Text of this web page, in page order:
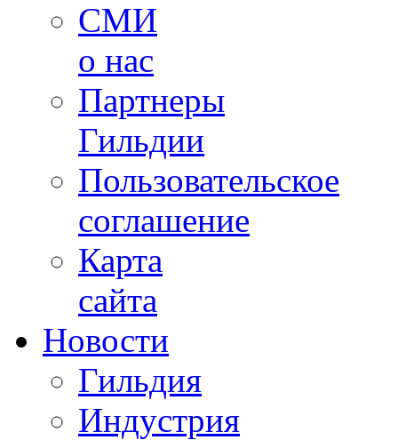
СМИ
о нас
Партнеры
Гильдии
Пользовательское
соглашение
Карта
сайта
Новости
Гильдия
Индустрия